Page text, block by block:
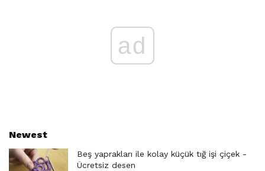
ad
Newest
Beş yaprakları ile kolay küçük tığ işi çiçek -
Ücretsiz desen